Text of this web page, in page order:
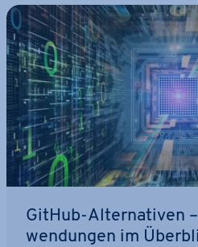
GitHub-Al­ter­na­ti­ven
wen­dun­gen im